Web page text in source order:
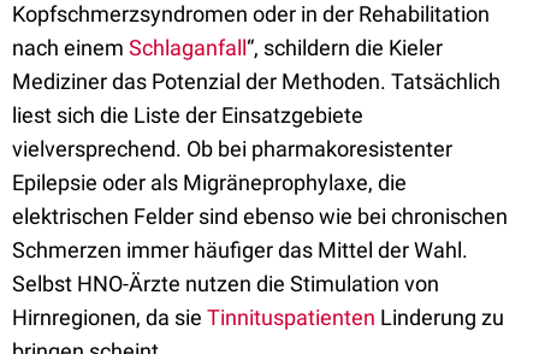
Kopfschmerzsyndromen oder in der Rehabilitation
nach einem Schlaganfall“, schildern die Kieler
Mediziner das Potenzial der Methoden. Tatsächlich
liest sich die Liste der Einsatzgebiete
vielversprechend. Ob bei pharmakoresistenter
Epilepsie oder als Migräneprophylaxe, die
elektrischen Felder sind ebenso wie bei chronischen
Schmerzen immer häufiger das Mittel der Wahl.
Selbst HNO-Ärzte nutzen die Stimulation von
Hirnregionen, da sie Tinnituspatienten Linderung zu